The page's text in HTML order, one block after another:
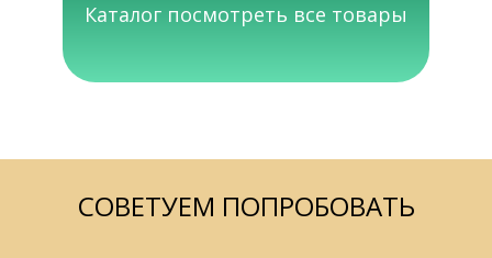
Каталог посмотреть все товары
СОВЕТУЕМ ПОПРОБОВАТЬ